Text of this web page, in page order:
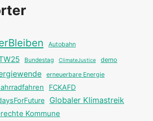
Autobahn
Bundestag ClimateJustice demo
erneuerbare Energie
FCKAFD
Globaler Klimastreik
Kommune